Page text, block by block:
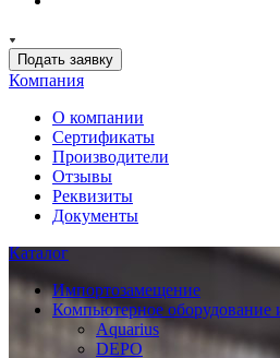
Подать заявку
Компания
О компании
Сертификаты
Производители
Отзывы
Реквизиты
Документы
Каталог
Импортозамещение
Компьютерное оборудование
Aquarius
DEPO